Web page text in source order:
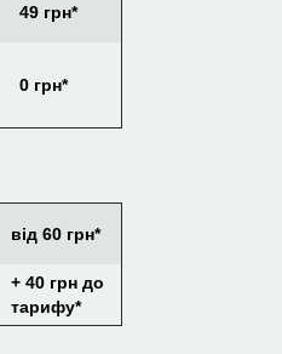
49 грн*
0 грн*
від 60 грн*
+ 40 грн до
тарифу*